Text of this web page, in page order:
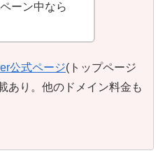
ーン中なら
公式ページ(トップページ
り。他のドメイン料金も